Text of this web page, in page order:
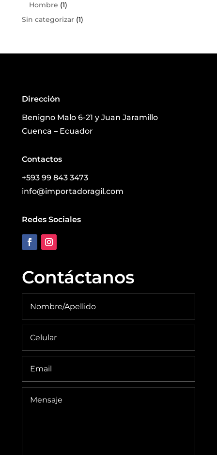
Hombre (1)
Sin categorizar (1)
Dirección
Benigno Malo 6-21 y Juan Jaramillo
Cuenca – Ecuador
Contactos
+593 99 843 3473
info@importadoragil.com
Redes Sociales
Contáctanos